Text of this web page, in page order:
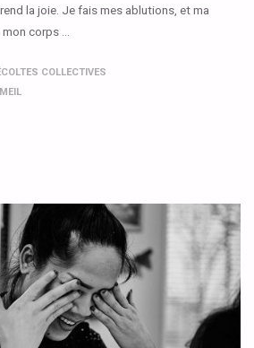
la joie. Je fais mes ablutions, et ma
corps …
COLLECTIVES